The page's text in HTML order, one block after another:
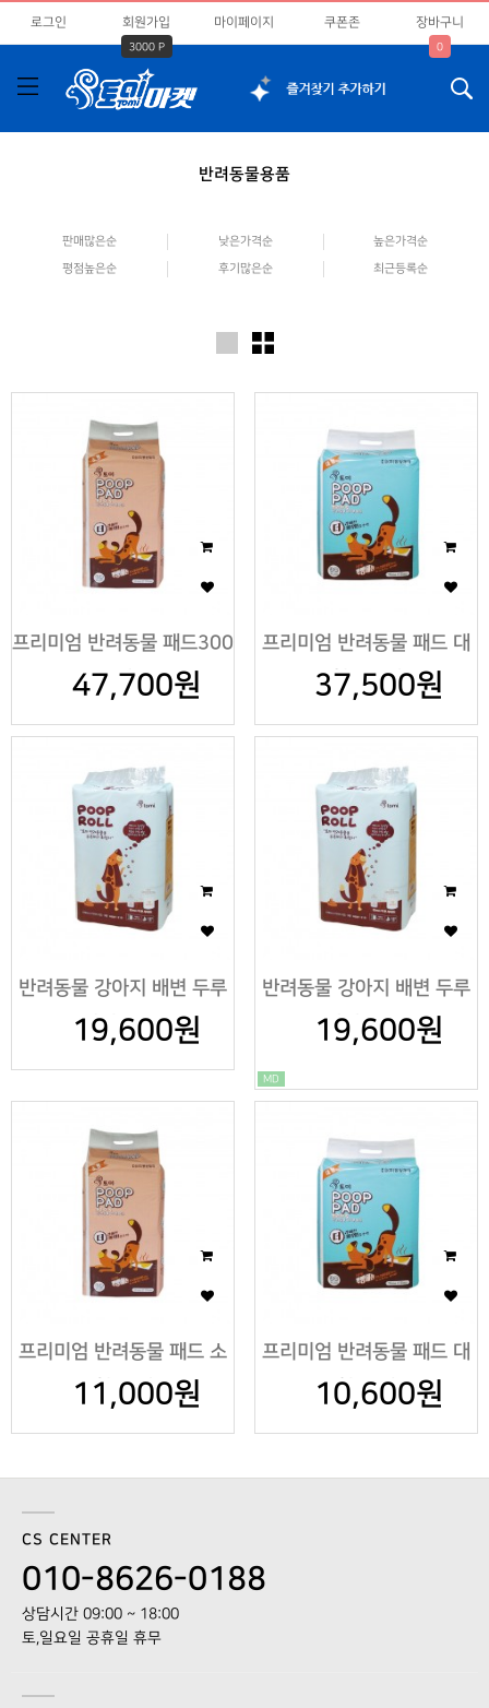
로그인 회원가입
3000 P
마이페이지 쿠폰존 장바구니
0
반려동물용품
판매많은순 낮은가격순 높은가격순
평점높은순 후기많은순 최근등록순
프리미엄 반려동물 패드300
매
47,700원
프리미엄 반려동물 패드 대
형120매
37,500원
반려동물 강아지 배변 두루
말이 18롤
19,600원
반려동물 강아지 배변 두루
말이 18롤
19,600원
MD
프리미엄 반려동물 패드 소
형60매
11,000원
프리미엄 반려동물 패드 대
형30매
10,600원
CS CENTER
010-8626-0188
상담시간 09:00 ~ 18:00
토,일요일 공휴일 휴무